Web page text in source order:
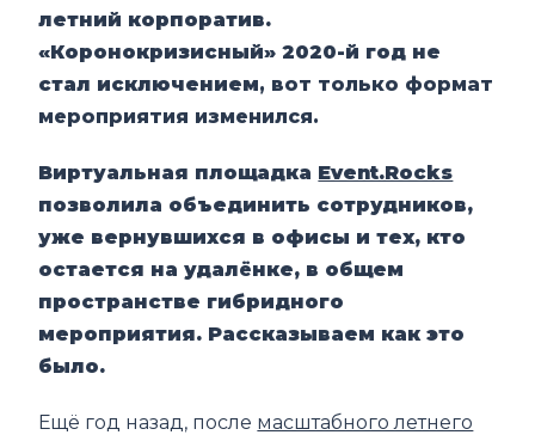
летний корпоратив.
«Коронокризисный» 2020-й год не
стал исключением, вот только формат
мероприятия изменился.
Виртуальная площадка Event.Rocks
позволила объединить сотрудников,
уже вернувшихся в офисы и тех, кто
остается на удалёнке, в общем
пространстве гибридного
мероприятия. Рассказываем как это
было.
Ещё год назад, после масштабного летнего